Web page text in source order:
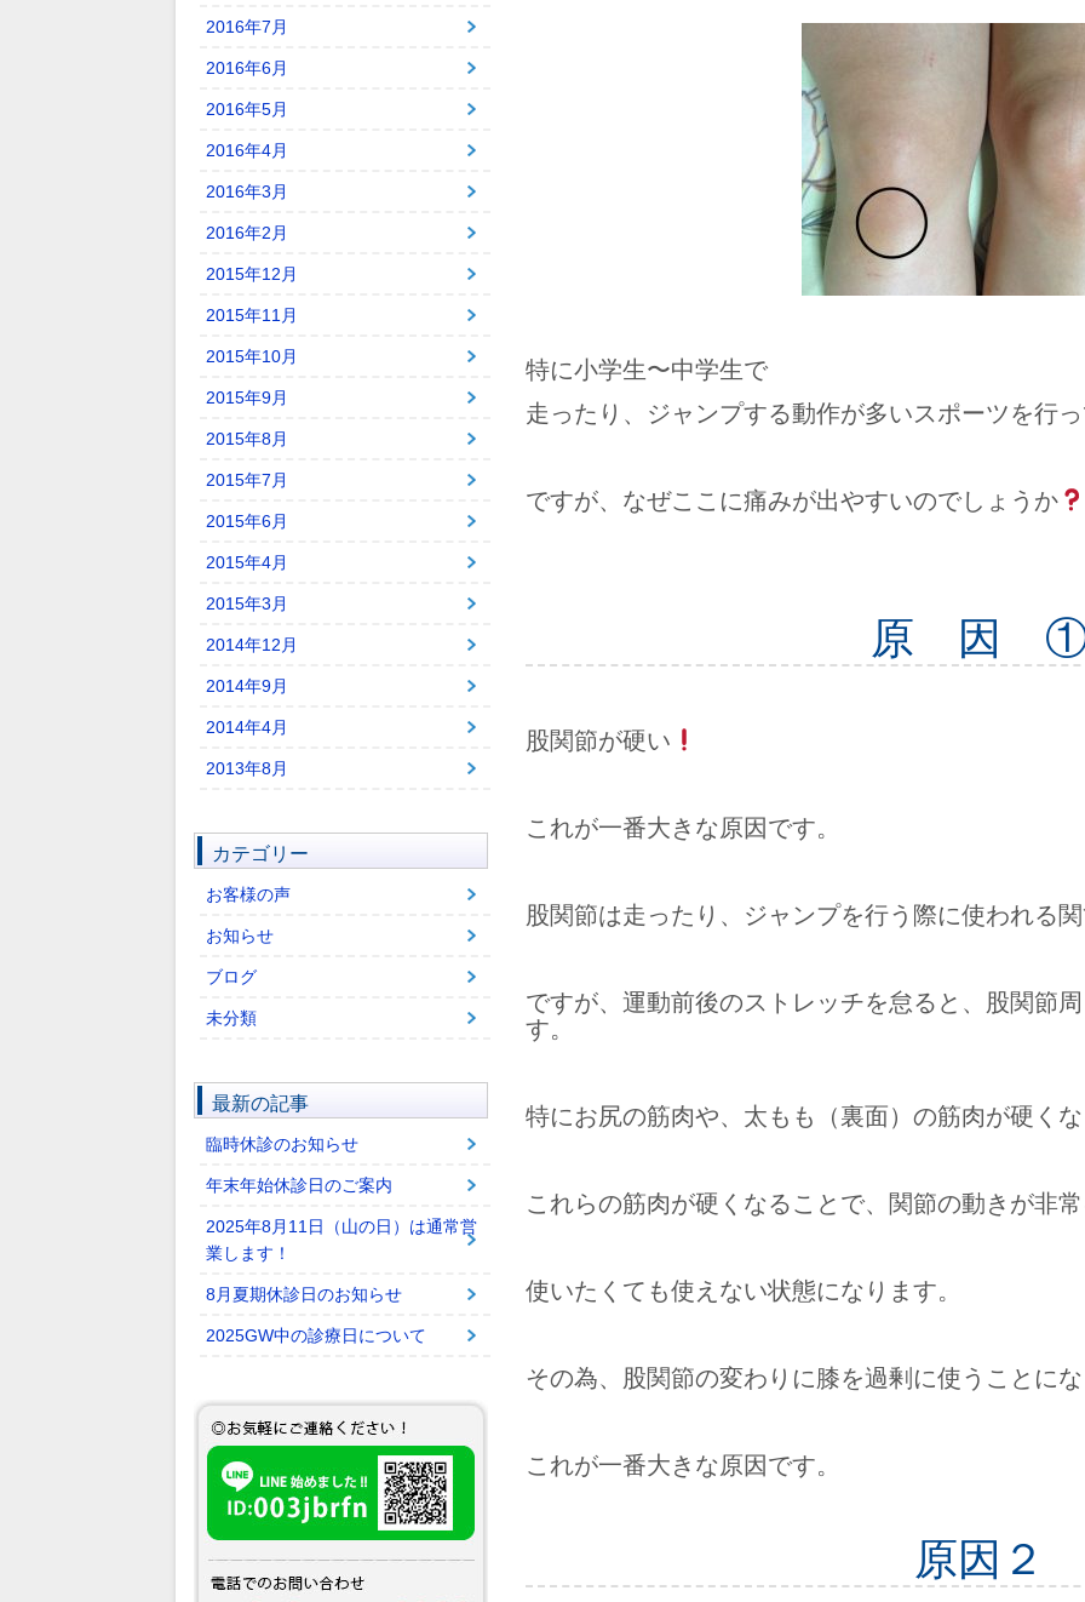
特に小学生〜中学生で
走ったり、ジャンプする動作が多いスポーツを行
ですが、なぜここに痛みが出やすいのでしょうか
原 因
股関節が硬い
これが一番大きな原因です。
股関節は走ったり、ジャンプを行う際に使われる
ですが、運動前後のストレッチを怠ると、股関節
す。
特にお尻の筋肉や、太もも（裏面）の筋肉が硬く
これらの筋肉が硬くなることで、関節の動きが非
使いたくても使えない状態になります。
その為、股関節の変わりに膝を過剰に使うことに
これが一番大きな原因です。
原因２
2016年7月
2016年6月
2016年5月
2016年4月
2016年3月
2016年2月
2015年12月
2015年11月
2015年10月
2015年9月
2015年8月
2015年7月
2015年6月
2015年4月
2015年3月
2014年12月
2014年9月
2014年4月
2013年8月
カテゴリー
お客様の声
お知らせ
ブログ
未分類
最新の記事
臨時休診のお知らせ
年末年始休診日のご案内
2025年8月11日（山の日）は通常営
業します！
8月夏期休診日のお知らせ
2025GW中の診療日について